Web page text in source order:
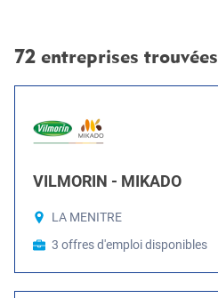
72 entreprises trouvées
VILMORIN - MIKADO
LA MENITRE
3 offres d'emploi disponibles